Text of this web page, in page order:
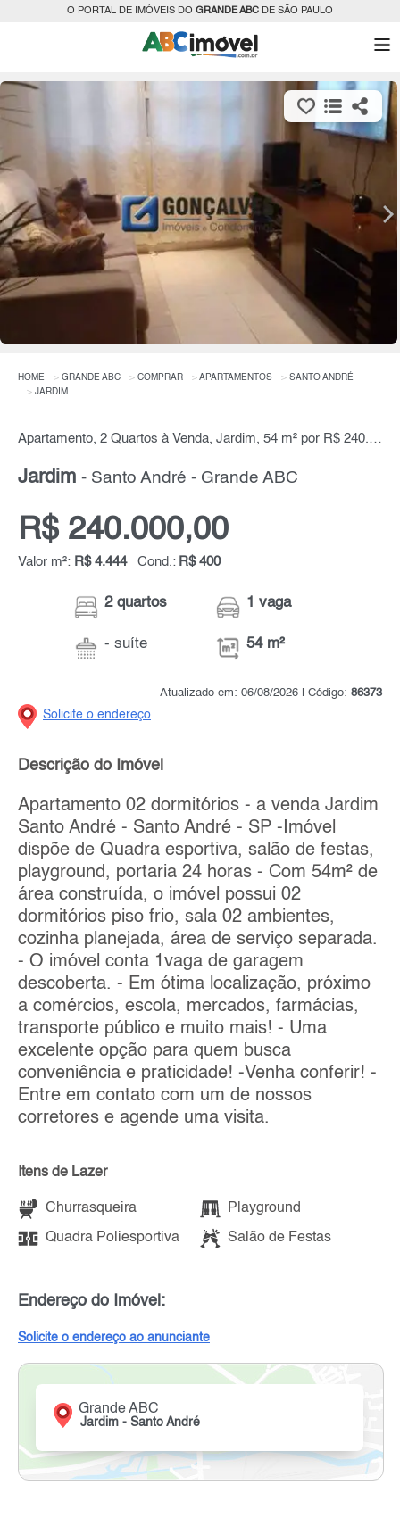
O PORTAL DE IMÓVEIS DO GRANDE ABC DE SÃO PAULO
HOME GRANDE ABC COMPRAR APARTAMENTOS
SANTO ANDRÉ
JARDIM
Apartamento, 2 Quartos à Venda, Jardim, 54 m² por R$ 240.000,00
Jardim - Santo André - Grande ABC
R$ 240.000,00
Valor m²: R$ 4.444 Cond.: R$ 400
2 quartos
- suíte
1 vaga
54 m²
Atualizado em: 06/08/2026 | Código: 86373
Solicite o endereço
Descrição do Imóvel
Apartamento 02 dormitórios - a venda Jardim
Santo André - Santo André - SP -Imóvel
dispõe de Quadra esportiva, salão de festas,
playground, portaria 24 horas - Com 54m² de
área construída, o imóvel possui 02
dormitórios piso frio, sala 02 ambientes,
cozinha planejada, área de serviço separada.
- O imóvel conta 1vaga de garagem
descoberta. - Em ótima localização, próximo
a comércios, escola, mercados, farmácias,
transporte público e muito mais! - Uma
excelente opção para quem busca
conveniência e praticidade! -Venha conferir! -
Entre em contato com um de nossos
corretores e agende uma visita.
Itens de Lazer
Churrasqueira Playground
Quadra Poliesportiva Salão de Festas
Endereço do Imóvel:
Solicite o endereço ao anunciante
Grande ABC
Jardim - Santo André